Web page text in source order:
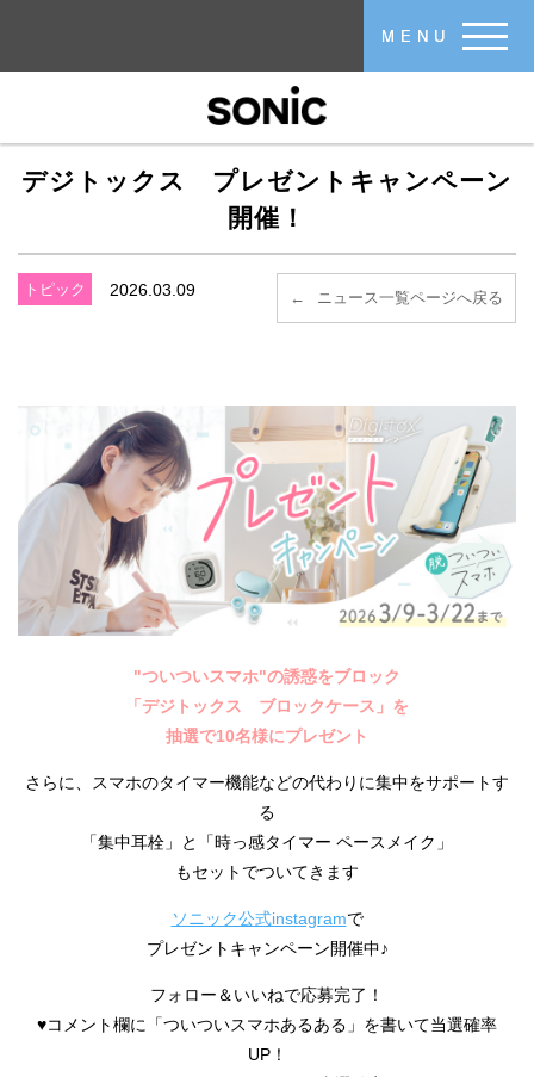
MENU
デジトックス プレゼントキャンペーン
開催！
トピック 2026.03.09 ニュース一覧ページへ戻る
"ついついスマホ"の誘惑をブロック
「デジトックス ブロックケース」を
抽選で10名様にプレゼント
さらに、スマホのタイマー機能などの代わりに集中をサポートす
る
「集中耳栓」と「時っ感タイマー ペースメイク」
もセットでついてきます
ソニック公式instagramで
プレゼントキャンペーン開催中♪
フォロー＆いいねで応募完了！
♥コメント欄に「ついついスマホあるある」を書いて当選確率
UP！